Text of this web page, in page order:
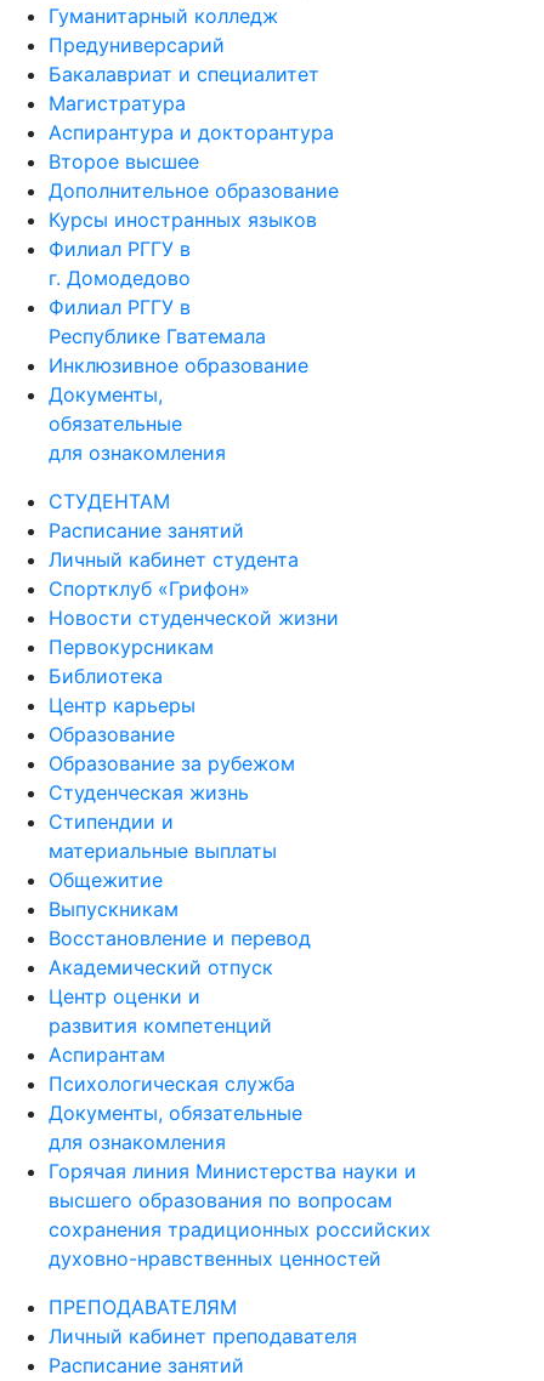
Гуманитарный колледж
Предуниверсарий
Бакалавриат и специалитет
Магистратура
Аспирантура и докторантура
Второе высшее
Дополнительное образование
Курсы иностранных языков
Филиал РГГУ в
г. Домодедово
Филиал РГГУ в
Республике Гватемала
Инклюзивное образование
Документы,
обязательные
для ознакомления
СТУДЕНТАМ
Расписание занятий
Личный кабинет студента
Спортклуб «Грифон»
Новости студенческой жизни
Первокурсникам
Библиотека
Центр карьеры
Образование
Образование за рубежом
Студенческая жизнь
Стипендии и
материальные выплаты
Общежитие
Выпускникам
Восстановление и перевод
Академический отпуск
Центр оценки и
развития компетенций
Аспирантам
Психологическая служба
Документы, обязательные
для ознакомления
Горячая линия Министерства науки и
высшего образования по вопросам
сохранения традиционных российских
духовно-нравственных ценностей
ПРЕПОДАВАТЕЛЯМ
Личный кабинет преподавателя
Расписание занятий